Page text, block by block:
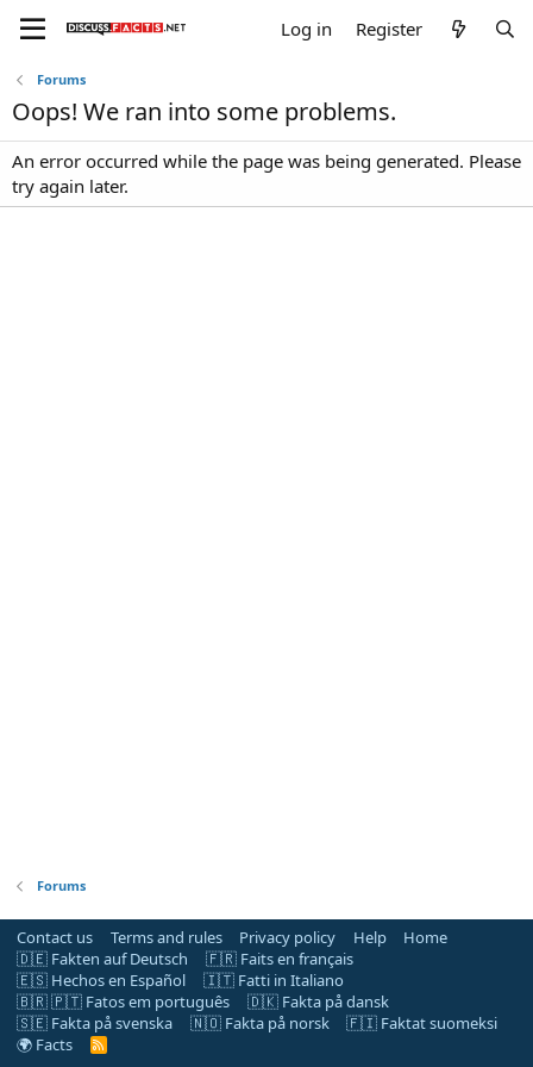
Log in Register
Forums
Oops! We ran into some problems.
An error occurred while the page was being generated. Please
try again later.
Forums
Contact us Terms and rules Privacy policy Help
Home
🇩🇪 Fakten auf Deutsch
🇫🇷 Faits en français
🇪🇸 Hechos en Español
🇮🇹 Fatti in Italiano
🇧🇷 🇵🇹 Fatos em português
🇩🇰 Fakta på dansk
🇸🇪 Fakta på svenska
🇳🇴 Fakta på norsk
🇫🇮 Faktat suomeksi
🌍 Facts
R